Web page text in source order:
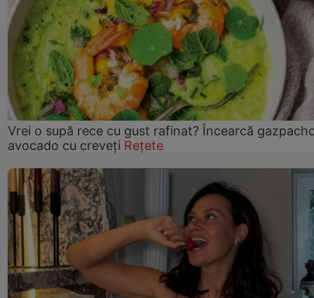
Vrei o supă rece cu gust rafinat? Încearcă
avocado cu creveți Rețete